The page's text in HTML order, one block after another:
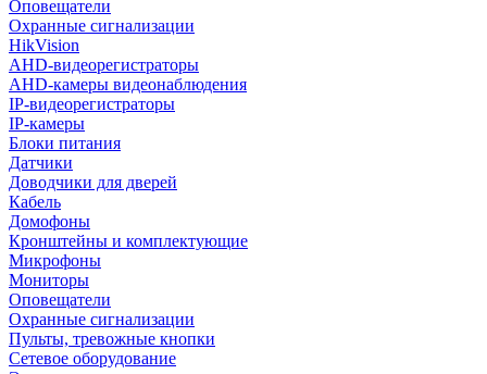
Оповещатели
Охранные сигнализации
HikVision
AHD-видеорегистраторы
AHD-камеры видеонаблюдения
IP-видеорегистраторы
IP-камеры
Блоки питания
Датчики
Доводчики для дверей
Кабель
Домофоны
Кронштейны и комплектующие
Микрофоны
Мониторы
Оповещатели
Охранные сигнализации
Пульты, тревожные кнопки
Сетевое оборудование